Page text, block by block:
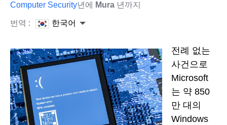
Computer Security년에 Mura 년까지
번역 : 한국어
전례 없는
사건으로
Microsoft
는 약 850
만 대의
Windows